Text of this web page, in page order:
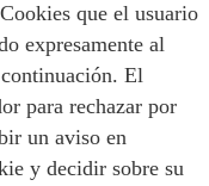
que el usuario
expresamente al
El
para rechazar por
un aviso en
y decidir sobre su